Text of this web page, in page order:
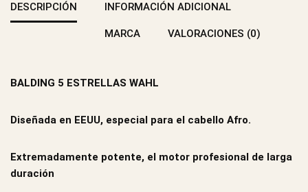
DESCRIPCIÓN INFORMACIÓN ADICIONAL
MARCA VALORACIONES (0)
BALDING 5 ESTRELLAS WAHL
Diseñada en EEUU, especial para el cabello Afro.
Extremadamente potente, el motor profesional de larga
duración